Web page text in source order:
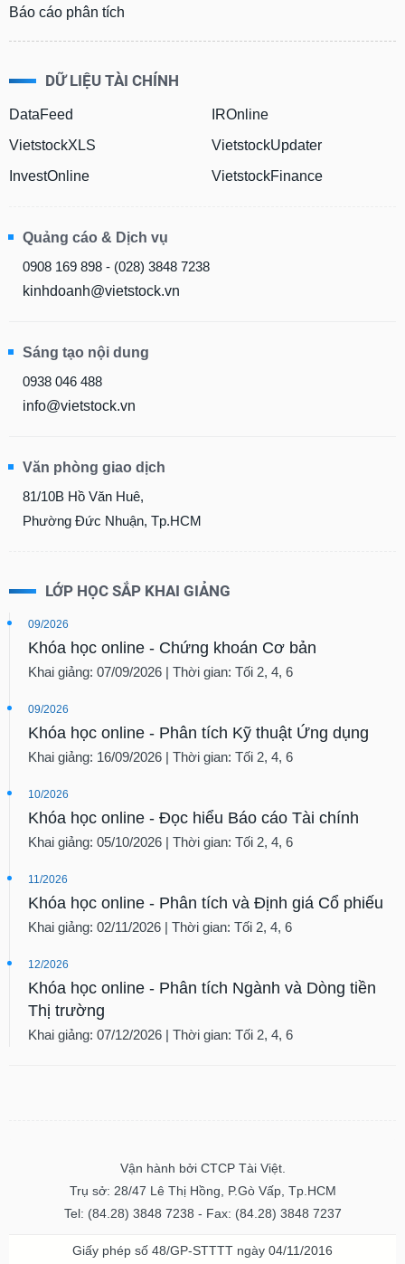
Báo cáo phân tích
DỮ LIỆU TÀI CHÍNH
DataFeed
VietstockXLS
InvestOnline
IROnline
VietstockUpdater
VietstockFinance
Quảng cáo & Dịch vụ
0908 169 898 - (028) 3848 7238
kinhdoanh@vietstock.vn
Sáng tạo nội dung
0938 046 488
info@vietstock.vn
Văn phòng giao dịch
81/10B Hồ Văn Huê,
Phường Đức Nhuận, Tp.HCM
LỚP HỌC SẮP KHAI GIẢNG
09/2026
Khóa học online - Chứng khoán Cơ bản
Khai giảng: 07/09/2026 | Thời gian: Tối 2, 4, 6
09/2026
Khóa học online - Phân tích Kỹ thuật Ứng dụng
Khai giảng: 16/09/2026 | Thời gian: Tối 2, 4, 6
10/2026
Khóa học online - Đọc hiểu Báo cáo Tài chính
Khai giảng: 05/10/2026 | Thời gian: Tối 2, 4, 6
11/2026
Khóa học online - Phân tích và Định giá Cổ phiếu
Khai giảng: 02/11/2026 | Thời gian: Tối 2, 4, 6
12/2026
Khóa học online - Phân tích Ngành và Dòng tiền
Thị trường
Khai giảng: 07/12/2026 | Thời gian: Tối 2, 4, 6
Vận hành bởi CTCP Tài Việt.
Trụ sở: 28/47 Lê Thị Hồng, P.Gò Vấp, Tp.HCM
Tel: (84.28) 3848 7238 - Fax: (84.28) 3848 7237
Giấy phép số 48/GP-STTTT ngày 04/11/2016